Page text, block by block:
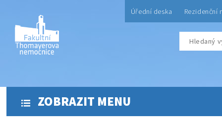
Úřední deska Rezidenční
ZOBRAZIT MENU